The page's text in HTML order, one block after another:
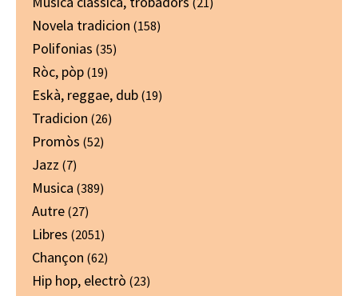
Novela tradicion (158)
Polifonias (35)
Ròc, pòp (19)
Eskà, reggae, dub (19)
Tradicion (26)
Promòs (52)
Jazz (7)
Musica (389)
Autre (27)
Libres (2051)
Chançon (62)
Hip hop, electrò (23)